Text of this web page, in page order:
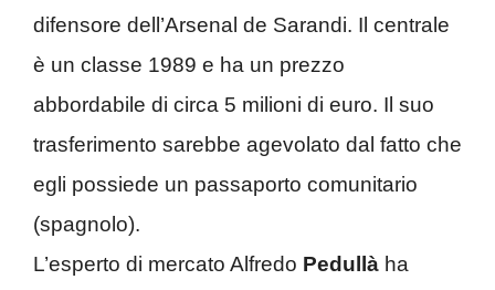
difensore dell’Arsenal de Sarandi. Il centrale
è un classe 1989 e ha un prezzo
abbordabile di circa 5 milioni di euro. Il suo
trasferimento sarebbe agevolato dal fatto che
egli possiede un passaporto comunitario
(spagnolo).
L’esperto di mercato Alfredo Pedullà ha